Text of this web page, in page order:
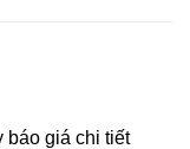
báo giá chi tiết